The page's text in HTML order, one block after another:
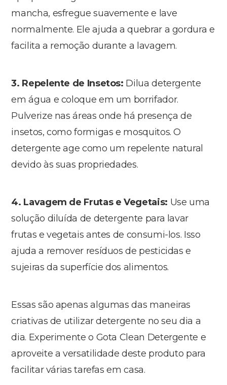
mancha, esfregue suavemente e lave
normalmente. Ele ajuda a quebrar a gordura e
facilita a remoção durante a lavagem.
3. Repelente de Insetos: Dilua detergente
em água e coloque em um borrifador.
Pulverize nas áreas onde há presença de
insetos, como formigas e mosquitos. O
detergente age como um repelente natural
devido às suas propriedades.
4. Lavagem de Frutas e Vegetais: Use uma
solução diluída de detergente para lavar
frutas e vegetais antes de consumi-los. Isso
ajuda a remover resíduos de pesticidas e
sujeiras da superfície dos alimentos.
Essas são apenas algumas das maneiras
criativas de utilizar detergente no seu dia a
dia. Experimente o Gota Clean Detergente e
aproveite a versatilidade deste produto para
facilitar várias tarefas em casa.